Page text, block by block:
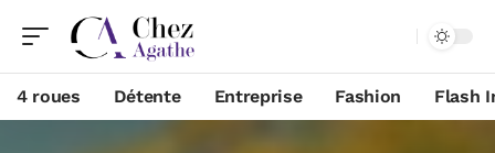
4 roues Détente Entreprise Fashion Flash